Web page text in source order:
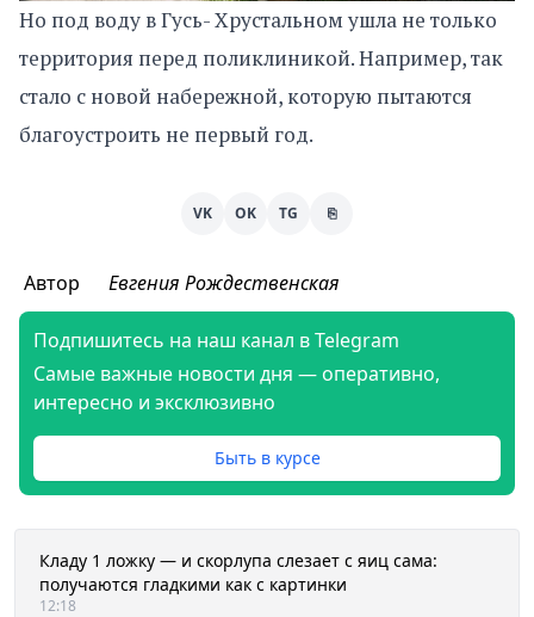
Но под воду в Гусь- Хрустальном ушла не только
территория перед поликлиникой. Например, так
стало с новой набережной, которую пытаются
благоустроить не первый год.
VK OK TG ⎘
Автор Евгения Рождественская
Подпишитесь на наш канал в Telegram
Самые важные новости дня — оперативно,
интересно и эксклюзивно
Быть в курсе
Кладу 1 ложку — и скорлупа слезает с яиц сама:
получаются гладкими как с картинки
12:18